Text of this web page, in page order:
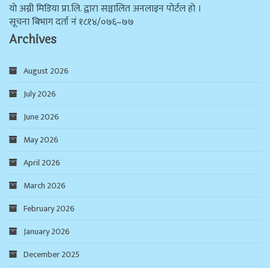
याे अग्नी मिडिया प्रा.लि. द्वारा सञ्चालित अनलाइन पोर्टल हो ।
सूचना बिभाग दर्ता न‌ं १८१४/०७६–७७
Archives
August 2026
July 2026
June 2026
May 2026
April 2026
March 2026
February 2026
January 2026
December 2025